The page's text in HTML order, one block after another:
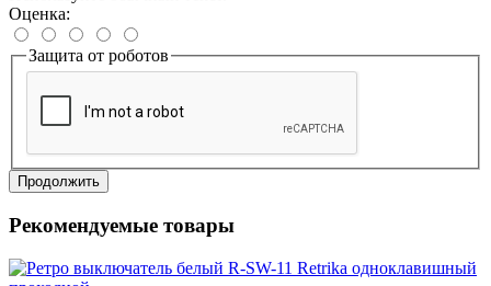
Оценка:
Защита от роботов
Продолжить
Рекомендуемые товары